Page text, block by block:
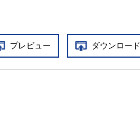
プレビュー ダウンロード